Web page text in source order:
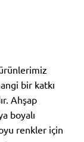
bir katkı
Ahşap
boyalı
renkler için